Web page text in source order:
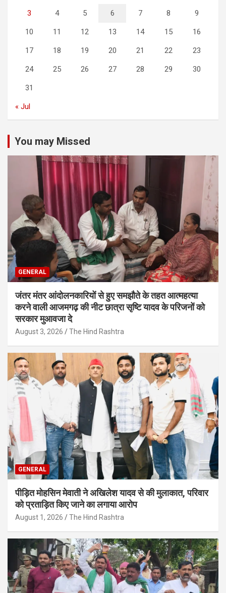
3 4 5 6 7 8 9
10 11 12 13 14 15 16
17 18 19 20 21 22 23
24 25 26 27 28 29 30
31
« Jul
You may Missed
GENERAL
जंतर मंतर आंदोलनकारियों से हुए समझौते के तहत आत्महत्या
करने वाली आजमगढ़ की नीट छात्रा सृष्टि यादव के परिजनों को
सरकार मुआवजा दे
August 3, 2026 The Hind Rashtra
GENERAL
पीड़ित मोहसिन मेवाती ने अखिलेश यादव से की मुलाकात, परिवार
को प्रताड़ित किए जाने का लगाया आरोप
August 1, 2026 The Hind Rashtra